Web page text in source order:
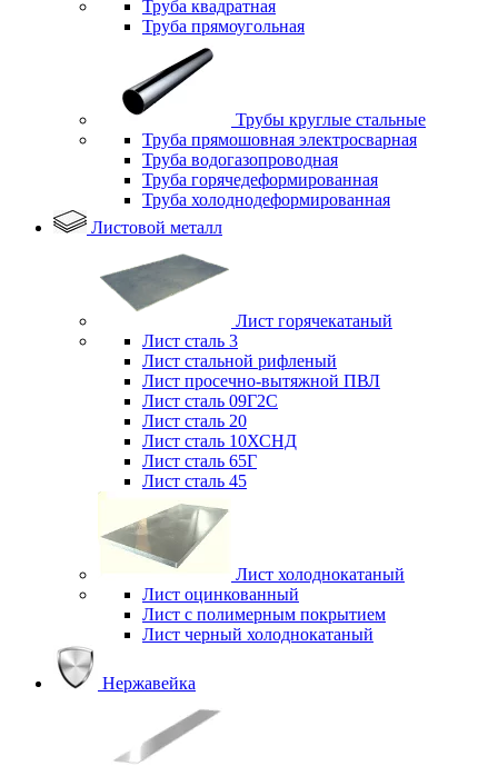
Труба квадратная
Труба прямоугольная
Трубы круглые стальные
Труба прямошовная электросварная
Труба водогазопроводная
Труба горячедеформированная
Труба холоднодеформированная
Листовой металл
Лист горячекатаный
Лист сталь 3
Лист стальной рифленый
Лист просечно-вытяжной ПВЛ
Лист сталь 09Г2С
Лист сталь 20
Лист сталь 10ХСНД
Лист сталь 65Г
Лист сталь 45
Лист холоднокатаный
Лист оцинкованный
Лист с полимерным покрытием
Лист черный холоднокатаный
Нержавейка